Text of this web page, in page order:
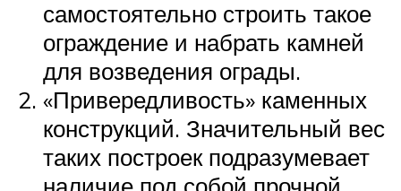
самостоятельно строить такое
ограждение и набрать камней
для возведения ограды.
«Привередливость» каменных
конструкций. Значительный вес
таких построек подразумевает